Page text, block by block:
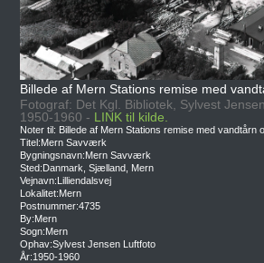
Billede af Mern Stations remise med
Fotograf: Det Kgl. Bibliotek, Sylvest
1950-1960 - LINK til kilde.
Noter til: Billede af Mern Stations remise med vandtårn
Titel:Mern Savværk
Bygningsnavn:Mern Savværk
Sted:Danmark, Sjælland, Mern
Vejnavn:Lilliendalsvej
Lokalitet:Mern
Postnummer:4735
By:Mern
Sogn:Mern
Ophav:Sylvest Jensen Luftfoto
År:1950-1960